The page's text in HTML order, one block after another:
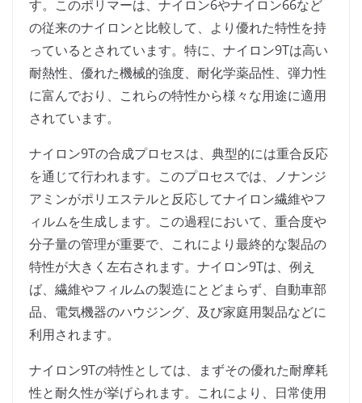
す。このポリマーは、ナイロン6やナイロン66など
の従来のナイロンと比較して、より優れた特性を持
っているとされています。特に、ナイロン9Tは高い
耐熱性、優れた機械的強度、耐化学薬品性、弾力性
に富んでおり、これらの特性から様々な用途に適用
されています。
ナイロン9Tの合成プロセスは、典型的には重合反応
を通じて行われます。このプロセスでは、ノナンジ
アミンがポリエステルと反応してナイロン繊維やフ
ィルムを生成します。この過程において、重合度や
分子量の管理が重要で、これにより最終的な製品の
特性が大きく左右されます。ナイロン9Tは、例え
ば、繊維やフィルムの製造にとどまらず、自動車部
品、電気機器のハウジング、及び家庭用製品などに
利用されます。
ナイロン9Tの特性としては、まずその優れた耐摩耗
性と耐久性が挙げられます。これにより、日常使用